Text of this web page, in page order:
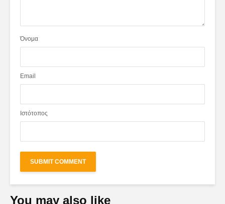
Όνομα
Email
Ιστότοπος
You may also like